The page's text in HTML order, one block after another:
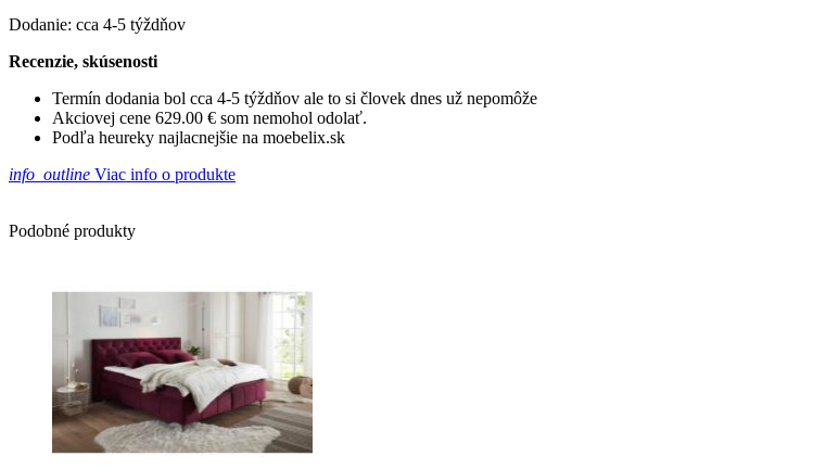
Dodanie: cca 4-5 týždňov
Recenzie, skúsenosti
Termín dodania bol cca 4-5 týždňov ale to si človek dnes už nepomôže
Akciovej cene 629.00 € som nemohol odolať.
Podľa heureky najlacnejšie na moebelix.sk
info_outline Viac info o produkte
Podobné produkty